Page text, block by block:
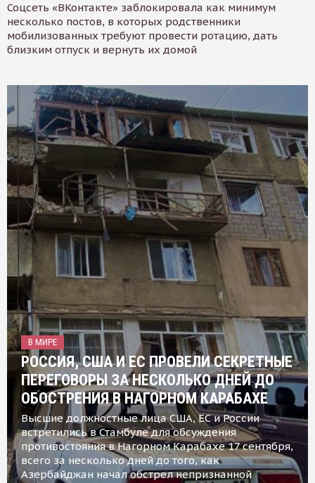
Соцсеть «ВКонтакте» заблокировала как минимум
несколько постов, в которых родственники
мобилизованных требуют провести ротацию, дать
близким отпуск и вернуть их домой
В МИРЕ
РОССИЯ, США И ЕС ПРОВЕЛИ СЕКРЕТНЫЕ
ПЕРЕГОВОРЫ ЗА НЕСКОЛЬКО ДНЕЙ ДО
ОБОСТРЕНИЯ В НАГОРНОМ КАРАБАХЕ
Высшие должностные лица США, ЕС и России
встретились в Стамбуле для обсуждения
противостояния в Нагорном Карабахе 17 сентября,
всего за несколько дней до того, как
Азербайджан начал обстрел непризнанной